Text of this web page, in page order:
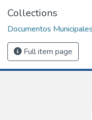
Collections
Documentos Municipales
Full item page